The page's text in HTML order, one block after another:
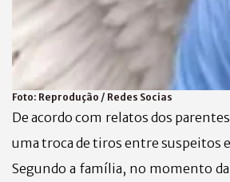
Foto: Reprodução / Redes Socias
De acordo com relatos dos
uma troca de tiros entre suspeitos
Segundo a família, no momento